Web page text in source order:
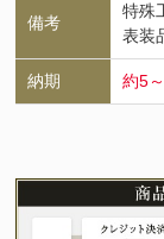
備考
特殊
表装
納期 約5